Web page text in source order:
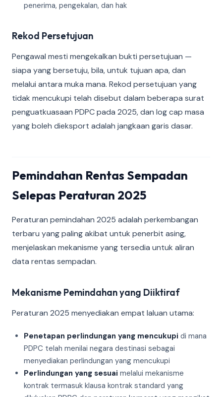
penerima, pengekalan, dan hak
Rekod Persetujuan
Pengawal mesti mengekalkan bukti persetujuan —
siapa yang bersetuju, bila, untuk tujuan apa, dan
melalui antara muka mana. Rekod persetujuan yang
tidak mencukupi telah disebut dalam beberapa surat
penguatkuasaan PDPC pada 2025, dan log cap masa
yang boleh dieksport adalah jangkaan garis dasar.
Pemindahan Rentas Sempadan
Selepas Peraturan 2025
Peraturan pemindahan 2025 adalah perkembangan
terbaru yang paling akibat untuk penerbit asing,
menjelaskan mekanisme yang tersedia untuk aliran
data rentas sempadan.
Mekanisme Pemindahan yang Diiktiraf
Peraturan 2025 menyediakan empat laluan utama:
Penetapan perlindungan yang mencukupi di mana
PDPC telah menilai negara destinasi sebagai
menyediakan perlindungan yang mencukupi
Perlindungan yang sesuai melalui mekanisme
kontrak termasuk klausa kontrak standard yang